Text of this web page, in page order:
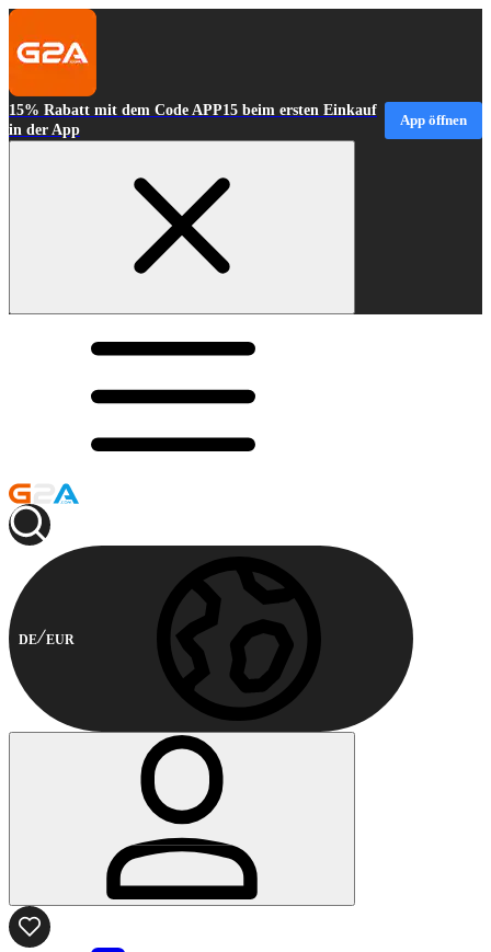
15% Rabatt mit dem Code APP15 beim ersten Einkauf
in der App
App öffnen
DE EUR